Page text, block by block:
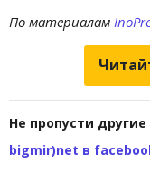
По материалам
Не пропусти
bigmir)net в